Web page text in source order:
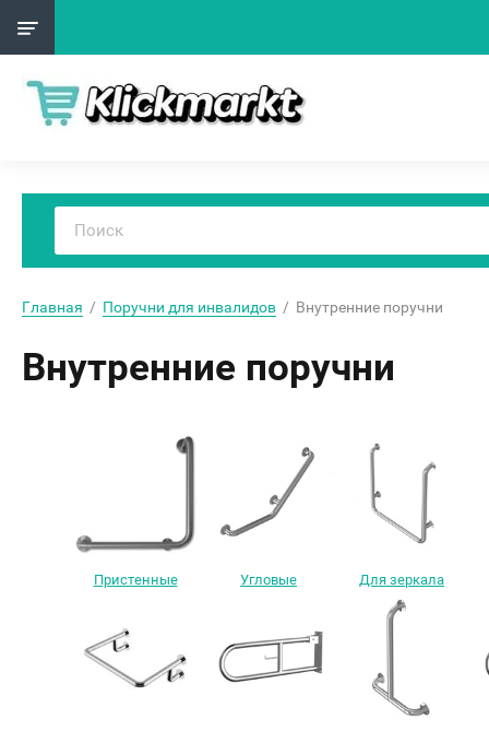
Главная
  /
Поручни для инвалидов
  /  Внутренние поручни
Внутренние поручни
Пристенные Угловые Для зеркала